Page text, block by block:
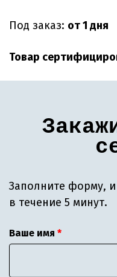
Под заказ: от 1 дня
Товар
Заполните форму,
в течение 5 минут.
Ваше имя